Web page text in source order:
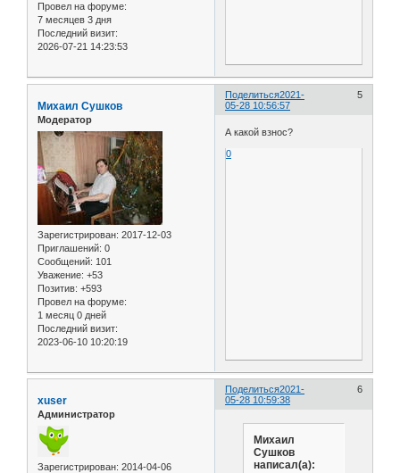
Провел на форуме:
7 месяцев 3 дня
Последний визит:
2026-07-21 14:23:53
Поделиться 5
2021-
05-28 10:56:57
Михаил Сушков
Модератор
Зарегистрирован: 2017-12-03
Приглашений: 0
Сообщений: 101
Уважение: +53
Позитив: +593
Провел на форуме:
1 месяц 0 дней
Последний визит:
2023-06-10 10:20:19
А какой взнос?
0
Поделиться 6
2021-
05-28 10:59:38
xuser
Администратор
Зарегистрирован: 2014-04-06
Михаил
Сушков
написал(а):